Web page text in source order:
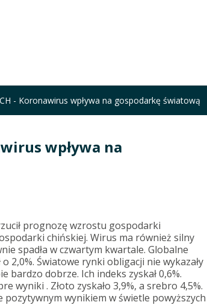
- Koronawirus wpływa na gospodarkę światową
wpływa na
prognozę wzrostu gospodarki
chińskiej. Wirus ma również silny
spadła w czwartym kwartale. Globalne
2,0%. Światowe rynki obligacji nie wykazały
bardzo dobrze. Ich indeks zyskał 0,6%.
wyniki . Złoto zyskało 3,9%, a srebro 4,5%.
wynikiem w świetle powyższych